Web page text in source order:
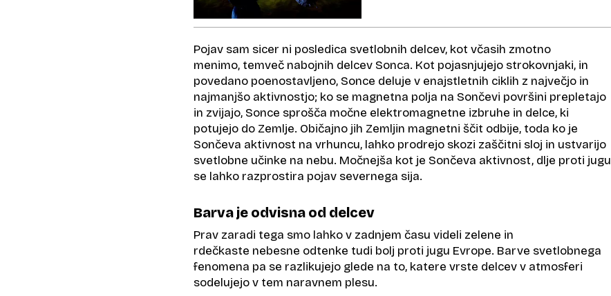
Pojav sam sicer ni posledica svetlobnih delcev, kot včasih zmotno
menimo, temveč nabojnih delcev Sonca. Kot pojasnjujejo strokovnjaki, in
povedano poenostavljeno, Sonce deluje v enajstletnih ciklih z največjo in
najmanjšo aktivnostjo; ko se magnetna polja na Sončevi površini prepletajo
in zvijajo, Sonce sprošča močne elektromagnetne izbruhe in delce, ki
potujejo do Zemlje. Običajno jih Zemljin magnetni ščit odbije, toda ko je
Sončeva aktivnost na vrhuncu, lahko prodrejo skozi zaščitni sloj in ustvarijo
svetlobne učinke na nebu. Močnejša kot je Sončeva aktivnost, dlje proti jugu
se lahko razprostira pojav severnega sija.
Barva je odvisna od delcev
Prav zaradi tega smo lahko v zadnjem času videli zelene in
rdečkaste nebesne odtenke tudi bolj proti jugu Evrope. Barve svetlobnega
fenomena pa se razlikujejo glede na to, katere vrste delcev v atmosferi
sodelujejo v tem naravnem plesu.